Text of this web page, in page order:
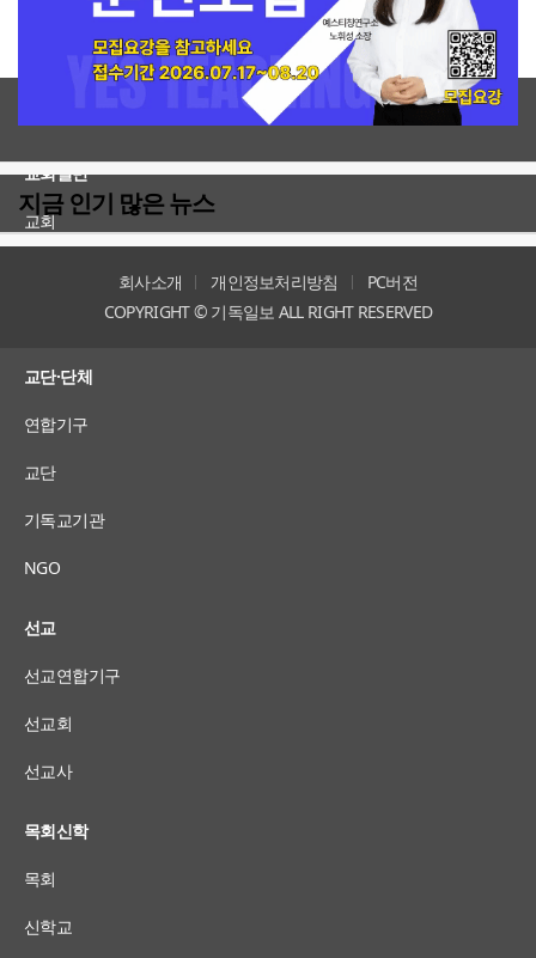
지금 인기 많은 뉴스
회사소개 개인정보처리방침
PC버전
COPYRIGHT © 기독일보 ALL RIGHT RESERVED
교회일반
교회
교단·단체
연합기구
교단
기독교기관
NGO
선교
선교연합기구
선교회
선교사
목회신학
목회
신학교